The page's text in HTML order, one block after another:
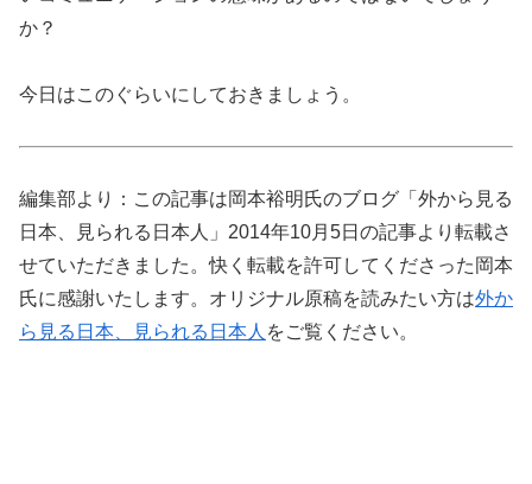
か？
今日はこのぐらいにしておきましょう。
編集部より：この記事は岡本裕明氏のブログ「外から見る
日本、見られる日本人」2014年10月5日の記事より転載さ
せていただきました。快く転載を許可してくださった岡本
氏に感謝いたします。オリジナル原稿を読みたい方は外か
ら見る日本、見られる日本人 をご覧ください。